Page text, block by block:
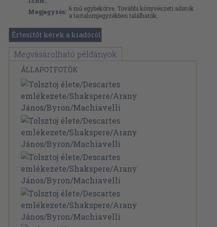
Megjegyzés: 6 mű egybekötve. További könyvészeti adatok
a tartalomjegyzékben találhatók.
Értesítőt kérek a kiadóról
Megvásárolható példányok
ÁLLAPOTFOTÓK